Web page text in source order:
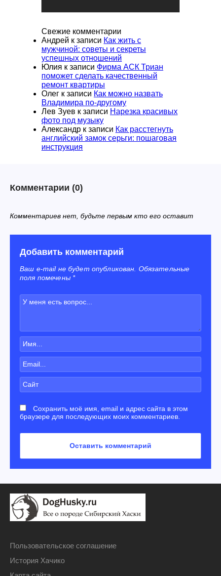
Свежие комментарии
Андрей к записи Как жить с
мужчиной: советы и секреты
успешных отношений
Юлия к записи Фирма АСК Триан
поможет сделать качественный
ремонт квартиры
Олег к записи Как можно назвать
Владимира по-другому
Лев Зуев к записи Нарезка красивых
фото под музыку
Александр к записи Как расстегнуть
английский замок серьги: пошаговая
инструкция
Комментарии (0)
Комментариев нет, будьте первым кто его оставит
Добавить комментарий
Ваш e-mail не будет опубликован. Обязательные
поля помечены *
Сохранить моё имя, email и адрес сайта в этом
браузере для последующих моих комментариев.
Пользовательское соглашение
История Хачико